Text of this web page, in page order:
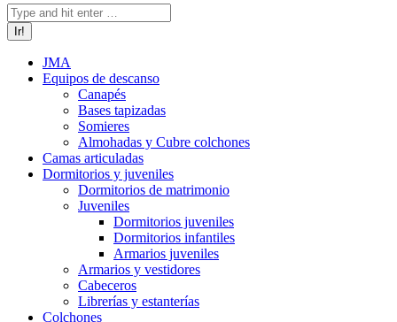
Buscar:
JMA
Equipos de descanso
Canapés
Bases tapizadas
Somieres
Almohadas y Cubre colchones
Camas articuladas
Dormitorios y juveniles
Dormitorios de matrimonio
Juveniles
Dormitorios juveniles
Dormitorios infantiles
Armarios juveniles
Armarios y vestidores
Cabeceros
Librerías y estanterías
Colchones